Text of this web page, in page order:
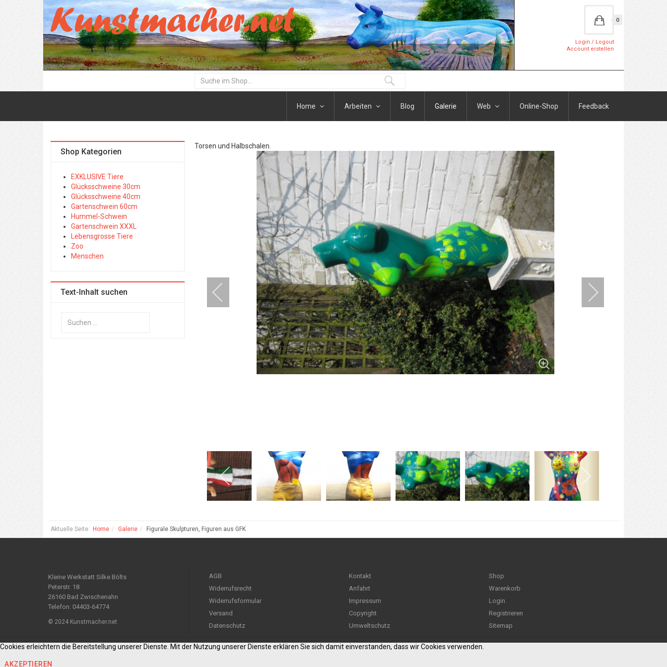
0
Login / Logout
Account erstellen
Home Arbeiten Blog Galerie Web Online-Shop Feedback
Torsen und Halbschalen.
Shop Kategorien
EXKLUSIVE Tiere
Glücksschweine 30cm
Glücksschweine 40cm
Gartenschwein 60cm
Hummel-Schwein
Gartenschwein XXXL
Lebensgrosse Tiere
Zoo
Menschen
Text-Inhalt suchen
Aktuelle Seite: Home Galerie Figurale Skulpturen, Figuren aus GFK
Kleine Werkstatt Silke Bölts
Peterstr. 18
26160 Bad Zwischenahn
Telefon: 04403-64774
© 2024 Kunstmacher.net
AGB
Widerrufsrecht
Widerrufsformular
Versand
Datenschutz
Kontakt
Anfahrt
Impressum
Copyright
Umweltschutz
Shop
Warenkorb
Login
Registrieren
Sitemap
Cookies erleichtern die Bereitstellung unserer Dienste. Mit der Nutzung unserer Dienste erklären Sie sich damit einverstanden, dass wir Cookies verwenden.
AKZEPTIEREN